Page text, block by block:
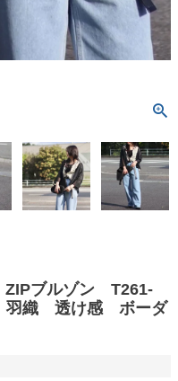
ブルゾン T261-
織 透け感 ボーダ